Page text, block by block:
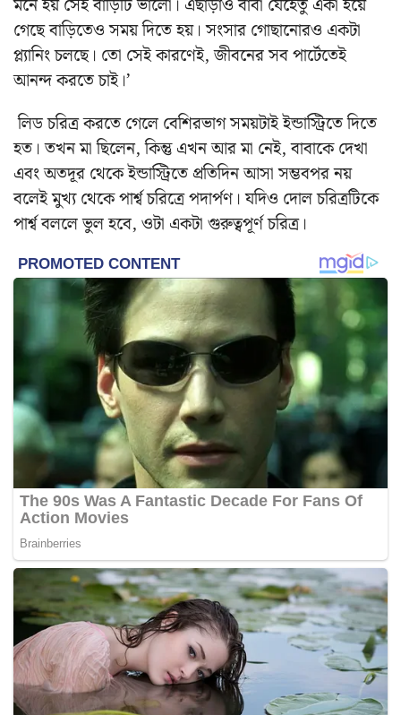
মনে হয় সেই বাড়িটি ভালো। এছাড়াও বাবা যেহেতু একা হয়ে
গেছে বাড়িতেও সময় দিতে হয়। সংসার গোছানোরও একটা
প্ল্যানিং চলছে। তো সেই কারণেই, জীবনের সব পার্টেতেই
আনন্দ করতে চাই।’
লিড চরিত্র করতে গেলে বেশিরভাগ সময়টাই ইন্ডাস্ট্রিতে দিতে
হত। তখন মা ছিলেন, কিন্তু এখন আর মা নেই, বাবাকে দেখা
এবং অতদূর থেকে ইন্ডাস্ট্রিতে প্রতিদিন আসা সম্ভবপর নয়
বলেই মুখ্য থেকে পার্শ্ব চরিত্রে পদার্পণ। যদিও দোল চরিত্রটিকে
পার্শ্ব বললে ভুল হবে, ওটা একটা গুরুত্বপূর্ণ চরিত্র।